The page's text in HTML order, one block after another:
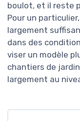
boulot, et il reste
Pour un
largement
dans des
viser un modèle
chantiers de
largement au